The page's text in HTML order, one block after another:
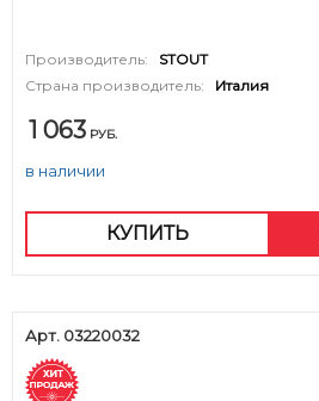
Производитель:
STOUT
Страна производитель:
Италия
1 063 РУБ.
в наличии
КУПИТЬ
Арт. 03220032